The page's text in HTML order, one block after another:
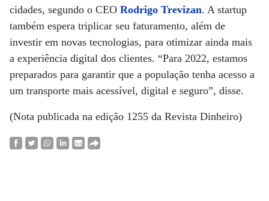
cidades, segundo o CEO Rodrigo Trevizan. A startup
também espera triplicar seu faturamento, além de
investir em novas tecnologias, para otimizar ainda mais
a experiência digital dos clientes. “Para 2022, estamos
preparados para garantir que a população tenha acesso a
um transporte mais acessível, digital e seguro”, disse.
(Nota publicada na edição 1255 da Revista Dinheiro)